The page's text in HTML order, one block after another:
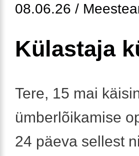
08.06.26 /
Külastaja
Tere, 15 mai
ümberlõikamise
24 päeva sellest